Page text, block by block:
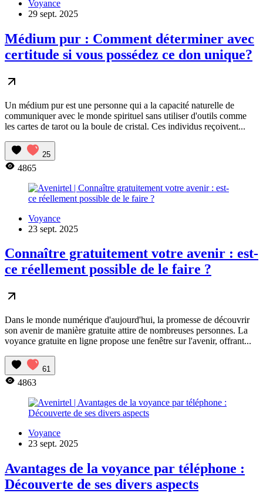
Voyance
29 sept. 2025
Médium pur : Comment déterminer avec
certitude si vous possédez ce don unique?
Un médium pur est une personne qui a la capacité naturelle de
communiquer avec le monde spirituel sans utiliser d'outils comme
les cartes de tarot ou la boule de cristal. Ces individus reçoivent...
25
4865
Voyance
23 sept. 2025
Connaître gratuitement votre avenir : est-
ce réellement possible de le faire ?
Dans le monde numérique d'aujourd'hui, la promesse de découvrir
son avenir de manière gratuite attire de nombreuses personnes. La
voyance gratuite en ligne propose une fenêtre sur l'avenir, offrant...
61
4863
Voyance
23 sept. 2025
Avantages de la voyance par téléphone :
Découverte de ses divers aspects